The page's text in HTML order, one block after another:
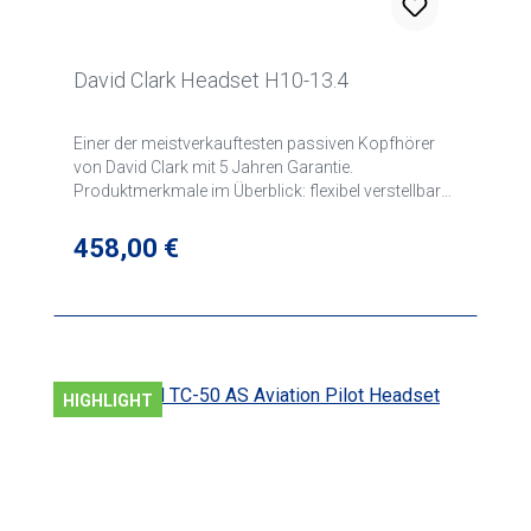
David Clark Headset H10-13.4
Einer der meistverkauftesten passiven Kopfhörer
von David Clark mit 5 Jahren Garantie.
Produktmerkmale im Überblick: flexibel verstellbarer
sehr weiches Kopfpolster Lautstärkeregler an der
Kapsel mit gelgefüllten Ohrmuscheln Gewicht nur
Regulärer Preis:
458,00 €
HIGHLIGHT